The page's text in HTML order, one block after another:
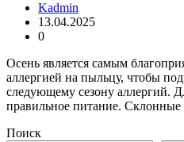
Kadmin
13.04.2025
0
Осень является самым
аллергией на пыльцу, чтобы
следующему сезону аллергий.
правильное питание.
Поиск